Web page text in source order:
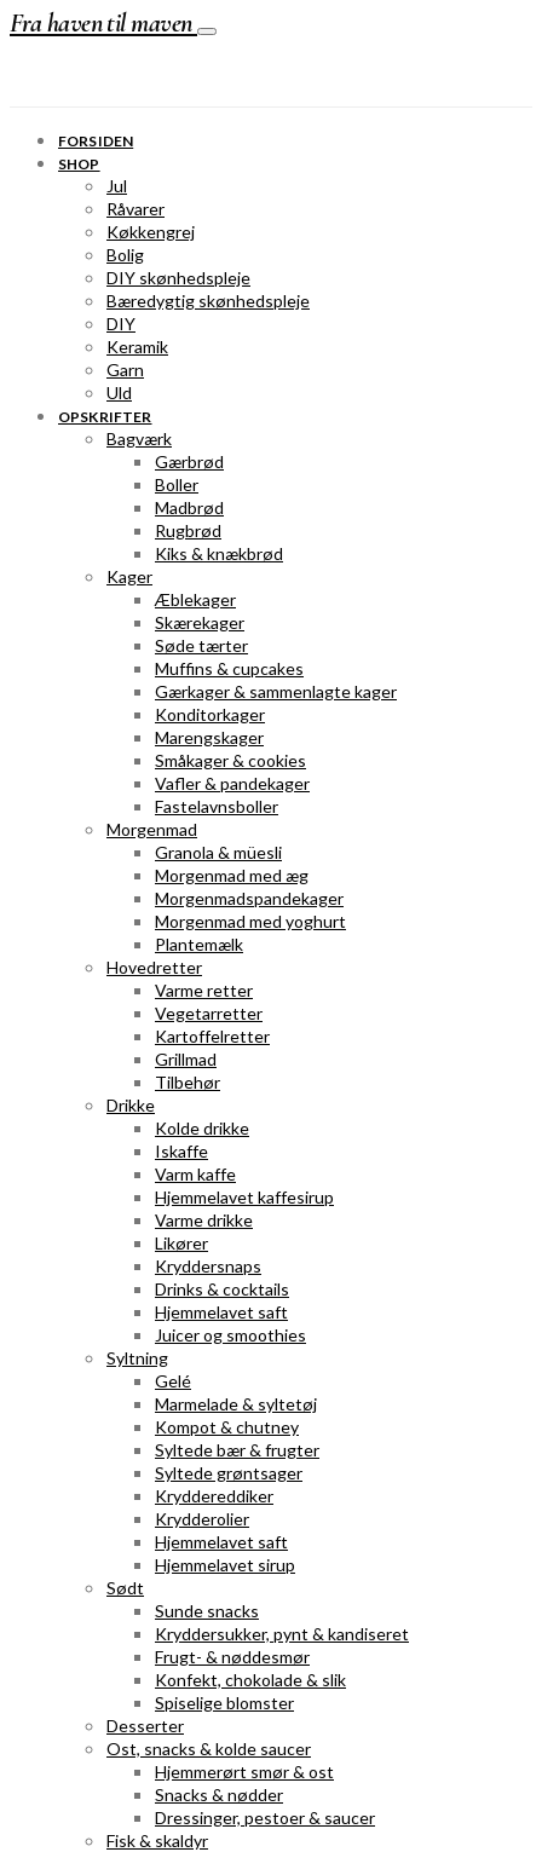
Fra haven til maven
FORSIDEN
SHOP
Jul
Råvarer
Køkkengrej
Bolig
DIY skønhedspleje
Bæredygtig skønhedspleje
DIY
Keramik
Garn
Uld
OPSKRIFTER
Bagværk
Gærbrød
Boller
Madbrød
Rugbrød
Kiks & knækbrød
Kager
Æblekager
Skærekager
Søde tærter
Muffins & cupcakes
Gærkager & sammenlagte kager
Konditorkager
Marengskager
Småkager & cookies
Vafler & pandekager
Fastelavnsboller
Morgenmad
Granola & müesli
Morgenmad med æg
Morgenmadspandekager
Morgenmad med yoghurt
Plantemælk
Hovedretter
Varme retter
Vegetarretter
Kartoffelretter
Grillmad
Tilbehør
Drikke
Kolde drikke
Iskaffe
Varm kaffe
Hjemmelavet kaffesirup
Varme drikke
Likører
Kryddersnaps
Drinks & cocktails
Hjemmelavet saft
Juicer og smoothies
Syltning
Gelé
Marmelade & syltetøj
Kompot & chutney
Syltede bær & frugter
Syltede grøntsager
Kryddereddiker
Krydderolier
Hjemmelavet saft
Hjemmelavet sirup
Sødt
Sunde snacks
Kryddersukker, pynt & kandiseret
Frugt- & nøddesmør
Konfekt, chokolade & slik
Spiselige blomster
Desserter
Ost, snacks & kolde saucer
Hjemmerørt smør & ost
Snacks & nødder
Dressinger, pestoer & saucer
Fisk & skaldyr